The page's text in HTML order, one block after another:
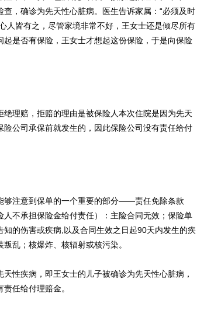
，确诊为先天性心脏病。医生告诉家属：“必须及时
人皆有之，尽管家境非常不好，王女士还是倾尽所有
是否有保险，王女士才想起这份保险，于是向保险
理赔，拒赔的理由是被保险人本次住院是因为先天
公司承保前就发生的，因此保险公司没有责任给付
注意到保单的一个重要的部分――责任免除条款
人不承担保险金给付责任）：主险合同无效；保险单
的伤害或疾病,以及合同生效之日起90天内发生的疾
乱；核爆炸、核辐射或核污染。
疾病，即王女士的儿子被确诊为先天性心脏病，
任给付理赔金。